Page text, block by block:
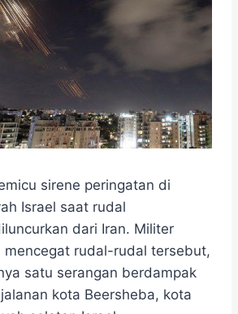
sirene peringatan di
Israel saat rudal
dari Iran. Militer
mencegat rudal-rudal tersebut,
satu serangan berdampak
kota Beersheba, kota